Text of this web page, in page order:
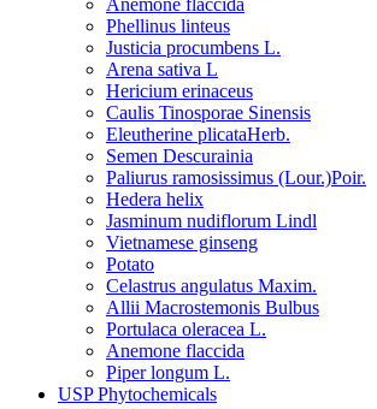
Anemone flaccida
Phellinus linteus
Justicia procumbens L.
Arena sativa L
Hericium erinaceus
Caulis Tinosporae Sinensis
Eleutherine plicataHerb.
Semen Descurainia
Paliurus ramosissimus (Lour.)Poir.
Hedera helix
Jasminum nudiflorum Lindl
Vietnamese ginseng
Potato
Celastrus angulatus Maxim.
Allii Macrostemonis Bulbus
Portulaca oleracea L.
Anemone flaccida
Piper longum L.
USP Phytochemicals